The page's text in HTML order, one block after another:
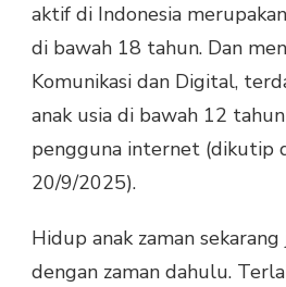
aktif di Indonesia
di bawah 18 tahun. Dan
Komunikasi dan Digital,
anak usia di bawah 12
pengguna internet (dikutip
20/9/2025).
Hidup anak zaman
dengan zaman dahulu.